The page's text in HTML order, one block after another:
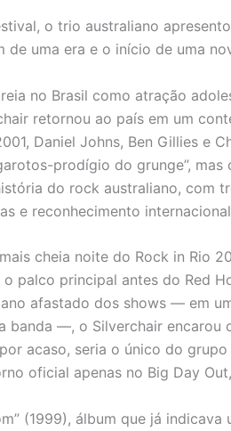
o trio australiano
uma era e o início de uma
no Brasil como atração
retornou ao país em um
Daniel Johns, Ben Gillies e
prodígio do grunge”, mas
do rock australiano, com
e reconhecimento
cheia noite do Rock in Rio
palco principal antes do Red
afastado dos shows — em
banda —, o Silverchair encarou
acaso, seria o único do
oficial apenas no Big Day
(1999), álbum que já indicava